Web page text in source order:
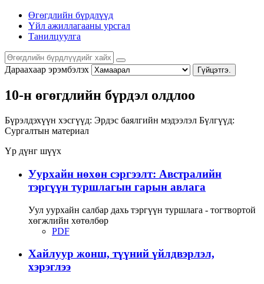
Өгөгдлийн бүрдлүүд
Үйл ажиллагааны урсгал
Танилцуулга
Дараахаар эрэмбэлэх Гүйцэтгэ.
10-н өгөгдлийн бүрдэл олдлоо
Бүрэлдэхүүн хэсгүүд: Эрдэс баялгийн мэдээлэл Бүлгүүд:
Сургалтын материал
Үр дүнг шүүх
Уурхайн нөхөн сэргээлт: Австралийн
тэргүүн туршлагын гарын авлага
Уул уурхайн салбар дахь тэргүүн туршлага - тогтвортой
хөгжлийн хөтөлбөр
PDF
Хайлуур жонш, түүний үйлдвэрлэл,
хэрэглээ